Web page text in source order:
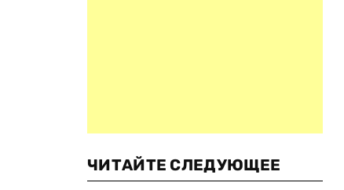
ЧИТАЙТЕ СЛЕДУЮЩЕЕ